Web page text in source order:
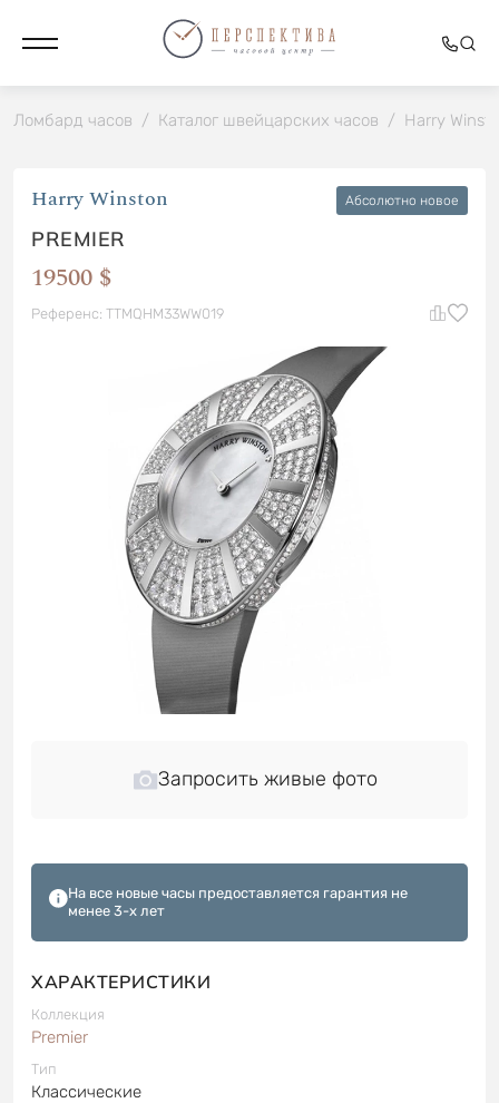
Ломбард часов / Каталог швейцарских часов / Harry
Harry Winston Абсолютно новое
PREMIER
19500 $
Референс: TTMQHM33WW019
Запросить живые фото
На все новые часы предоставляется гарантия не
менее 3-х лет
ХАРАКТЕРИСТИКИ
Коллекция
Premier
Тип
Классические